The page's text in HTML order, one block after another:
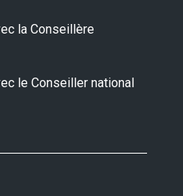
la Conseillère
le Conseiller national